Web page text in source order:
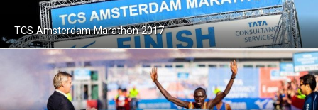
TCS Amsterdam Marathon 2017